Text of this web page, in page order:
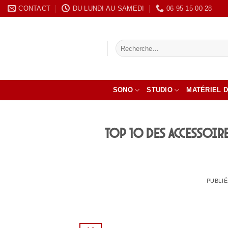
Passer
au
CONTACT DU LUNDI AU SAMEDI ‭06 95 15 00 28
Recherche
pour :
SONO STUDIO MATÉRIEL
Top 10 des